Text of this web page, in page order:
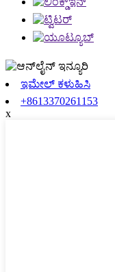
ಇಮೇಲ್ ಕಳುಹಿಸಿ
+8613370261153
x